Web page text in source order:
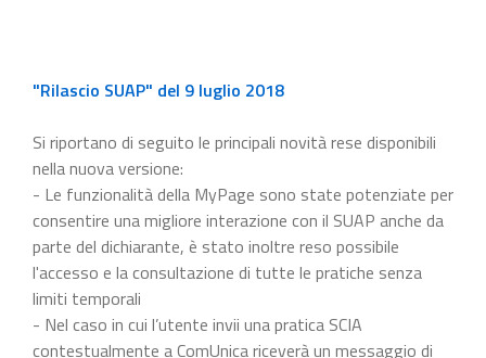
"Rilascio SUAP" del 9 luglio 2018
Si riportano di seguito le principali novità rese disponibili
nella nuova versione:
- Le funzionalità della MyPage sono state potenziate per
consentire una migliore interazione con il SUAP anche da
parte del dichiarante, è stato inoltre reso possibile
l'accesso e la consultazione di tutte le pratiche senza
limiti temporali
- Nel caso in cui l’utente invii una pratica SCIA
contestualmente a ComUnica riceverà un messaggio di